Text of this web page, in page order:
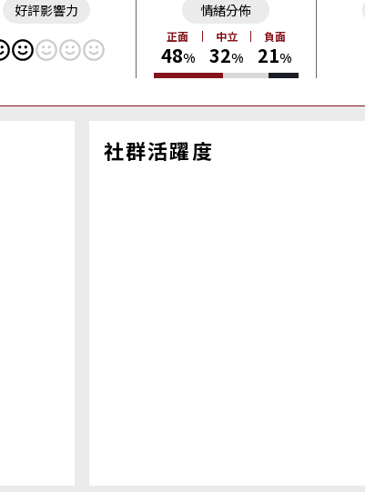
好評影響力 情緒分佈
正面
48%
中立
32%
負面
21%
社群活躍度